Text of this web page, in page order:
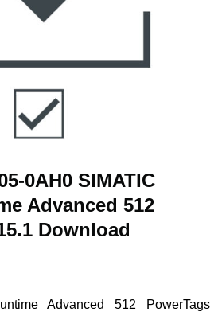
0AH0 SIMATIC
Advanced 512
Download
Advanced 512 PowerTags